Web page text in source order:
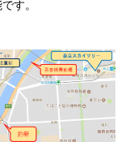
す。